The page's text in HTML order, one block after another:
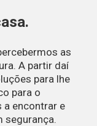
investimento
Portugal
as
A partir daí
para lhe
para o
a encontrar e
segurança.